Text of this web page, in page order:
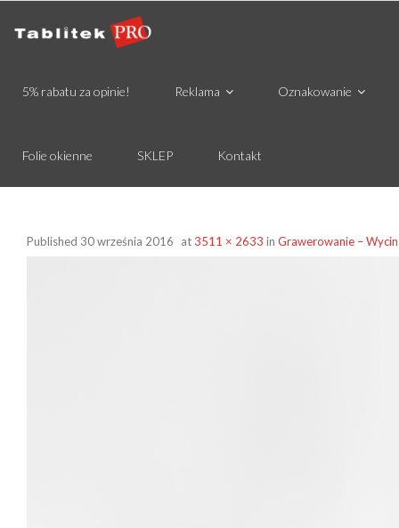
5% rabatu za opinie! Reklama Oznakowanie
Folie okienne SKLEP Kontakt
Published 30 września 2016 at3511 × 2633 in Grawerowanie –